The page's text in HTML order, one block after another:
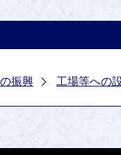
振興 工場等への